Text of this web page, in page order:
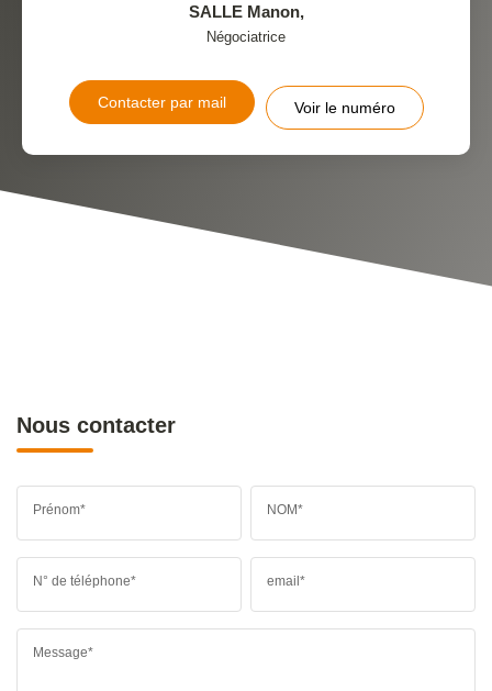
SALLE Manon,
Négociatrice
Contacter par mail Voir le numéro
Nous contacter
Prénom* NOM*
N° de téléphone* email*
Message*